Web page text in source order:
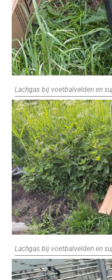
Lachgas bij voetbalvelden en
Lachgas bij voetbalvelden en